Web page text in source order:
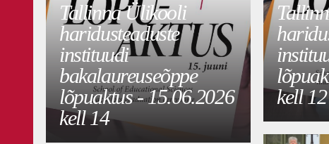
Tallinna Ülikooli
haridusteaduste
instituudi
bakalaureuseõppe
lõpuaktus - 15.06.2026
kell 14
kell 12